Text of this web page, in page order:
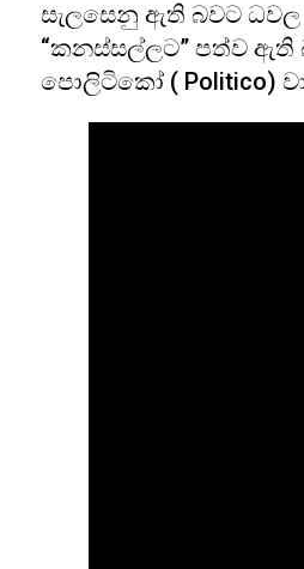
සැලසෙනු ඇති බවට ධවල
“කනස්සල්ලට” පත්ව ඇති
පොලිටිකෝ ( Politico)